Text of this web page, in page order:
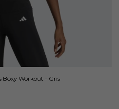
Boxy Workout - Gris